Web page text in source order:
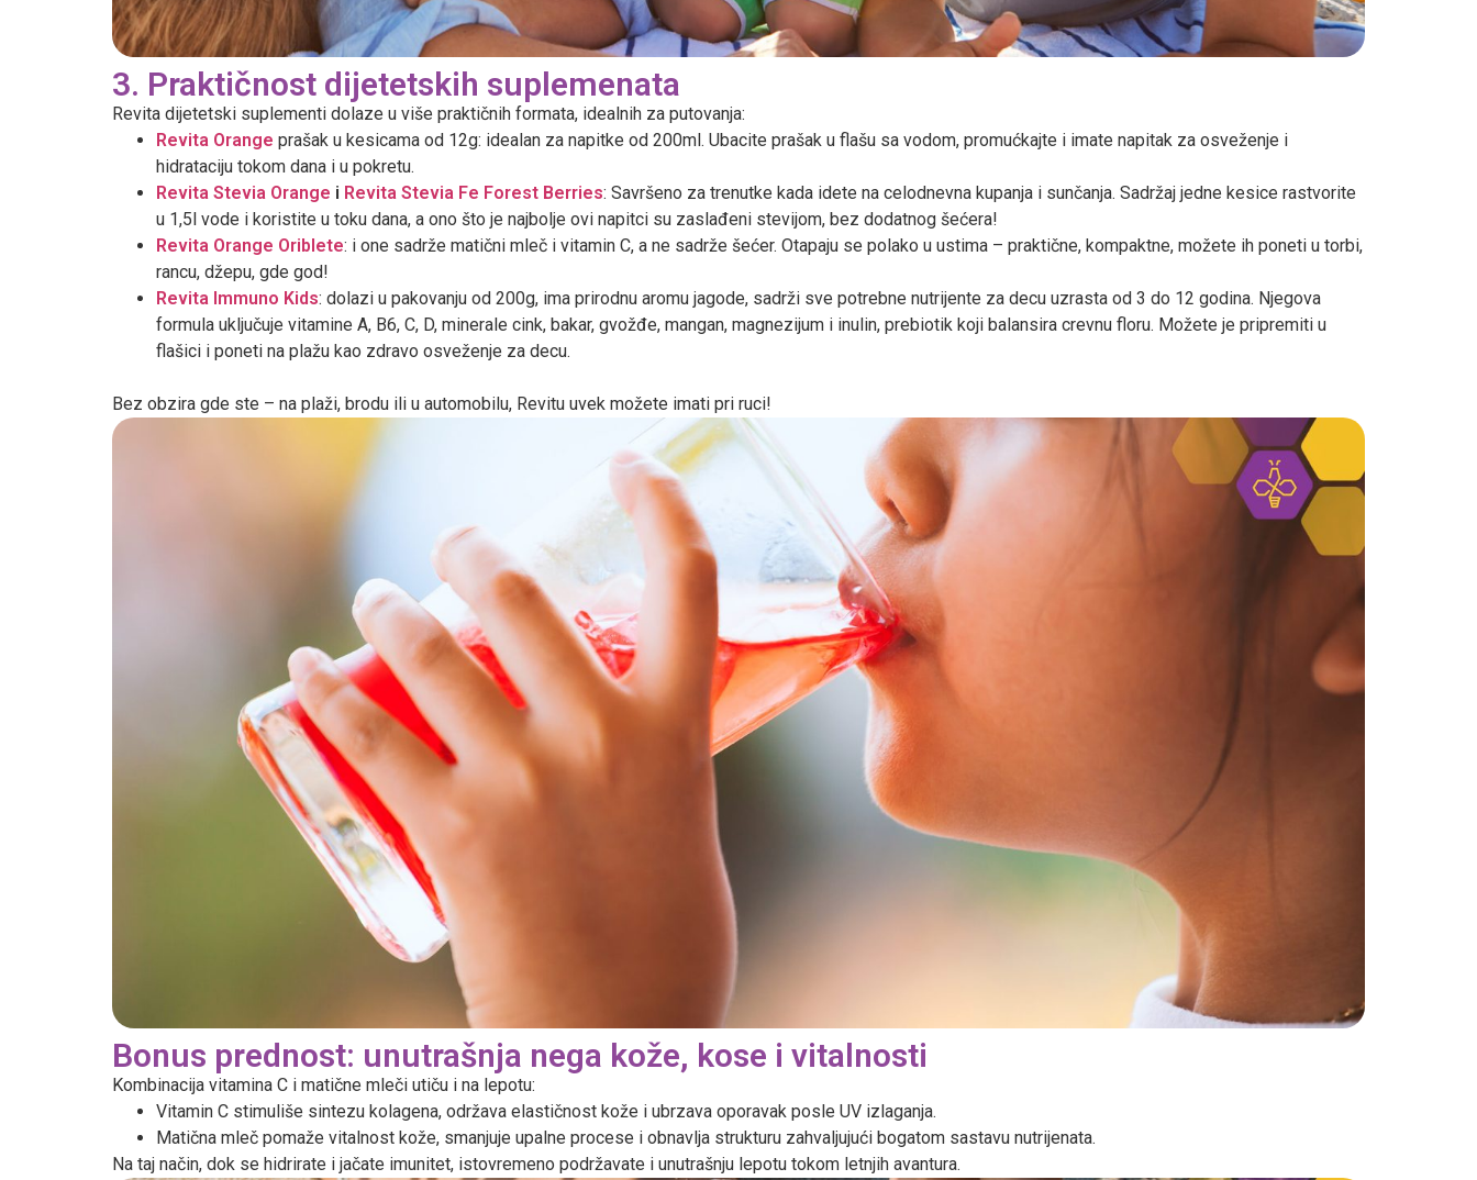
3. Praktičnost dijetetskih suplemenata
Revita dijetetski suplementi dolaze u više praktičnih formata, idealnih za putovanja:
Revita Orange prašak u kesicama od 12g: idealan za napitke od 200ml. Ubacite prašak u flašu sa vodom, promućkajte i imate napitak za osveženje i
hidrataciju tokom dana i u pokretu.
Revita Stevia Orange i Revita Stevia Fe Forest Berries: Savršeno za trenutke kada idete na celodnevna kupanja i sunčanja. Sadržaj jedne kesice rastvorite
u 1,5l vode i koristite u toku dana, a ono što je najbolje ovi napitci su zaslađeni stevijom, bez dodatnog šećera!
Revita Orange Oriblete: i one sadrže matični mleč i vitamin C, a ne sadrže šećer. Otapaju se polako u ustima – praktične, kompaktne, možete ih poneti u torbi,
rancu, džepu, gde god!
Revita Immuno Kids: dolazi u pakovanju od 200g, ima prirodnu aromu jagode, sadrži sve potrebne nutrijente za decu uzrasta od 3 do 12 godina. Njegova
formula uključuje vitamine A, B6, C, D, minerale cink, bakar, gvožđe, mangan, magnezijum i inulin, prebiotik koji balansira crevnu floru. Možete je pripremiti u
flašici i poneti na plažu kao zdravo osveženje za decu.
Bez obzira gde ste – na plaži, brodu ili u automobilu, Revitu uvek možete imati pri ruci!
Bonus prednost: unutrašnja nega kože, kose i vitalnosti
Kombinacija vitamina C i matične mleči utiču i na lepotu:
Vitamin C stimuliše sintezu kolagena, održava elastičnost kože i ubrzava oporavak posle UV izlaganja.
Matična mleč pomaže vitalnost kože, smanjuje upalne procese i obnavlja strukturu zahvaljujući bogatom sastavu nutrijenata.
Na taj način, dok se hidrirate i jačate imunitet, istovremeno podržavate i unutrašnju lepotu tokom letnjih avantura.